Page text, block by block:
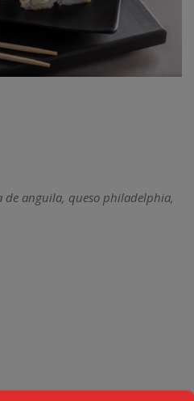
de anguila, queso philadelphia,